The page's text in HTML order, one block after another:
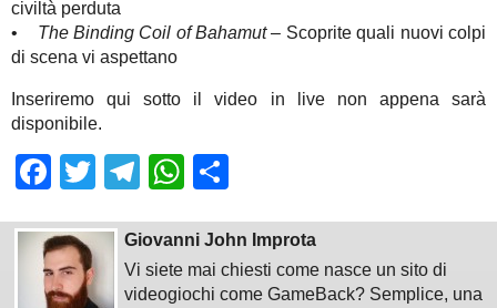
civiltà perduta
• The Binding Coil of Bahamut– Scoprite quali nuovi colpi
di scena vi aspettano
Inseriremo qui sotto il video in live non appena sarà
disponibile.
Facebook
TwitterTelegram
WhatsApp
Giovanni John Improta
Vi siete mai chiesti come nasce un sito di
videogiochi come GameBack? Semplice, una